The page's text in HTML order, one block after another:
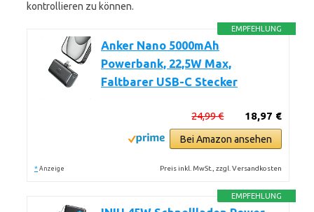
kontrollieren zu können.
EMPFEHLUNG
Anker Nano 5000mAh
Powerbank, 22,5W Max,
Faltbarer USB-C Stecker
18,97 €
24,99 €
Bei Amazon ansehen
* Anzeige Preis inkl. MwSt., zzgl. Versandkosten
EMPFEHLUNG